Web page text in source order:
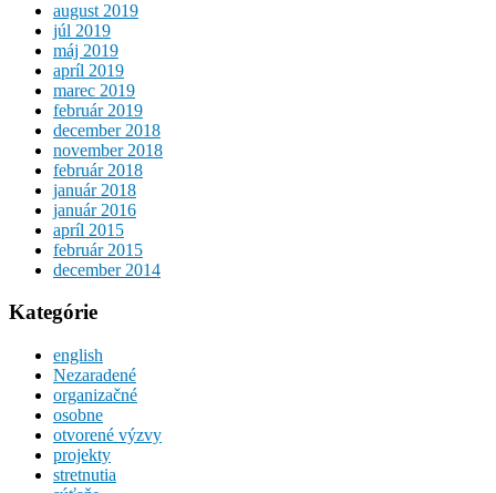
august 2019
júl 2019
máj 2019
apríl 2019
marec 2019
február 2019
december 2018
november 2018
február 2018
január 2018
január 2016
apríl 2015
február 2015
december 2014
Kategórie
english
Nezaradené
organizačné
osobne
otvorené výzvy
projekty
stretnutia